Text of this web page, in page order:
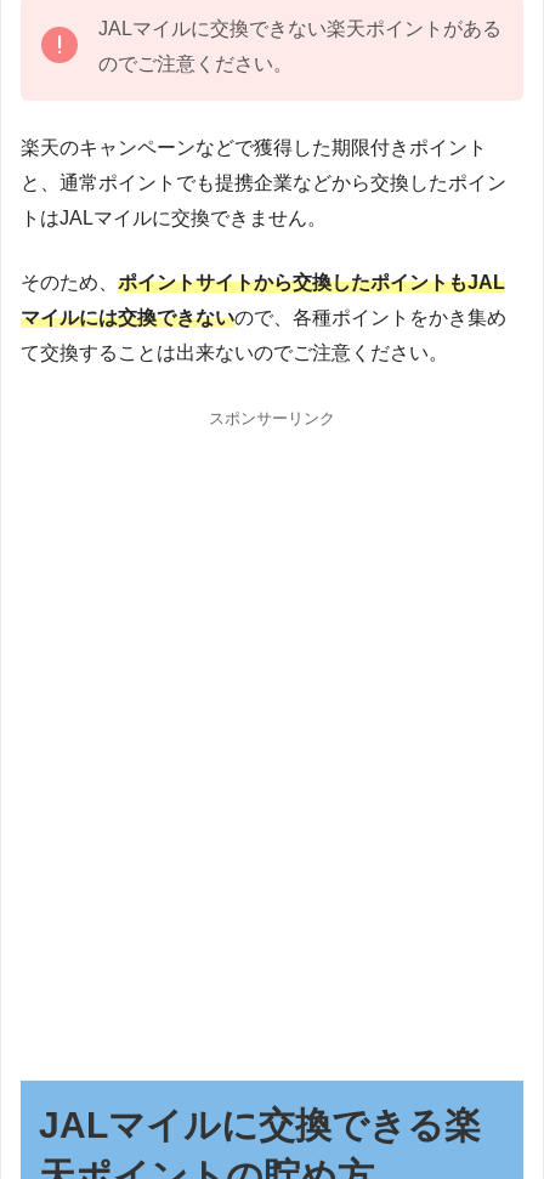
JALマイルに交換できない楽天ポイントがある
のでご注意ください。
楽天のキャンペーンなどで獲得した期限付きポイント
と、通常ポイントでも提携企業などから交換したポイン
トはJALマイルに交換できません。
そのため、 ポイントサイトから交換したポイントもJAL
マイルには交換できないので、各種ポイントをかき集め
て交換することは出来ないのでご注意ください。
スポンサーリンク
JALマイルに交換できる楽